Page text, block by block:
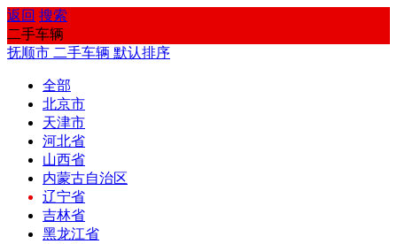
返回 搜索
二手车辆
抚顺市 二手车辆 默认排序
全部
北京市
天津市
河北省
山西省
内蒙古自治区
辽宁省
吉林省
黑龙江省